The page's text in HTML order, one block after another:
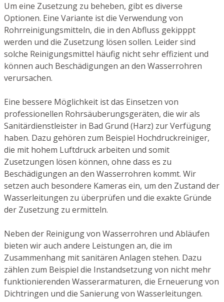
Um eine Zusetzung zu beheben, gibt es diverse
Optionen. Eine Variante ist die Verwendung von
Rohrreinigungsmitteln, die in den Abfluss gekipppt
werden und die Zusetzung lösen sollen. Leider sind
solche Reinigungsmittel häufig nicht sehr effizient und
können auch Beschädigungen an den Wasserrohren
verursachen.
Eine bessere Möglichkeit ist das Einsetzen von
professionellen Rohrsäuberungsgeräten, die wir als
Sanitärdienstleister in Bad Grund (Harz) zur Verfügung
haben. Dazu gehören zum Beispiel Hochdruckreiniger,
die mit hohem Luftdruck arbeiten und somit
Zusetzungen lösen können, ohne dass es zu
Beschädigungen an den Wasserrohren kommt. Wir
setzen auch besondere Kameras ein, um den Zustand der
Wasserleitungen zu überprüfen und die exakte Gründe
der Zusetzung zu ermitteln.
Neben der Reinigung von Wasserrohren und Abläufen
bieten wir auch andere Leistungen an, die im
Zusammenhang mit sanitären Anlagen stehen. Dazu
zählen zum Beispiel die Instandsetzung von nicht mehr
funktionierenden Wasserarmaturen, die Erneuerung von
Dichtringen und die Sanierung von Wasserleitungen.